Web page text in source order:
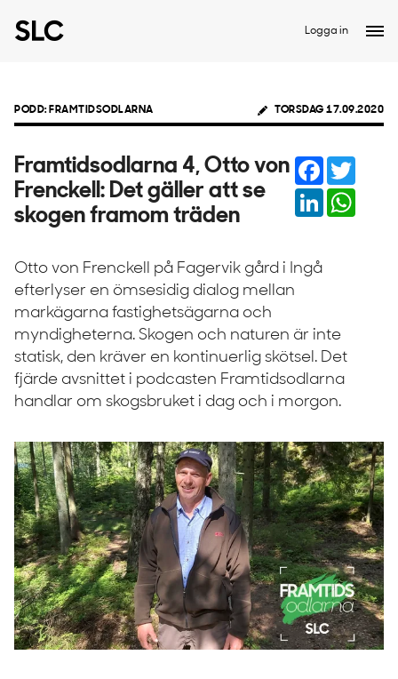
Logga in
PODD: FRAMTIDSODLARNA TORSDAG 17.09.2020
Framtidsodlarna 4, Otto von
Frenckell: Det gäller att se
skogen framom träden
Facebook
LinkedIn
Otto von Frenckell på Fagervik gård i Ingå
efterlyser en ömsesidig dialog mellan
markägarna fastighetsägarna och
myndigheterna. Skogen och naturen är inte
statisk, den kräver en kontinuerlig skötsel. Det
fjärde avsnittet i podcasten Framtidsodlarna
handlar om skogsbruket i dag och i morgon.